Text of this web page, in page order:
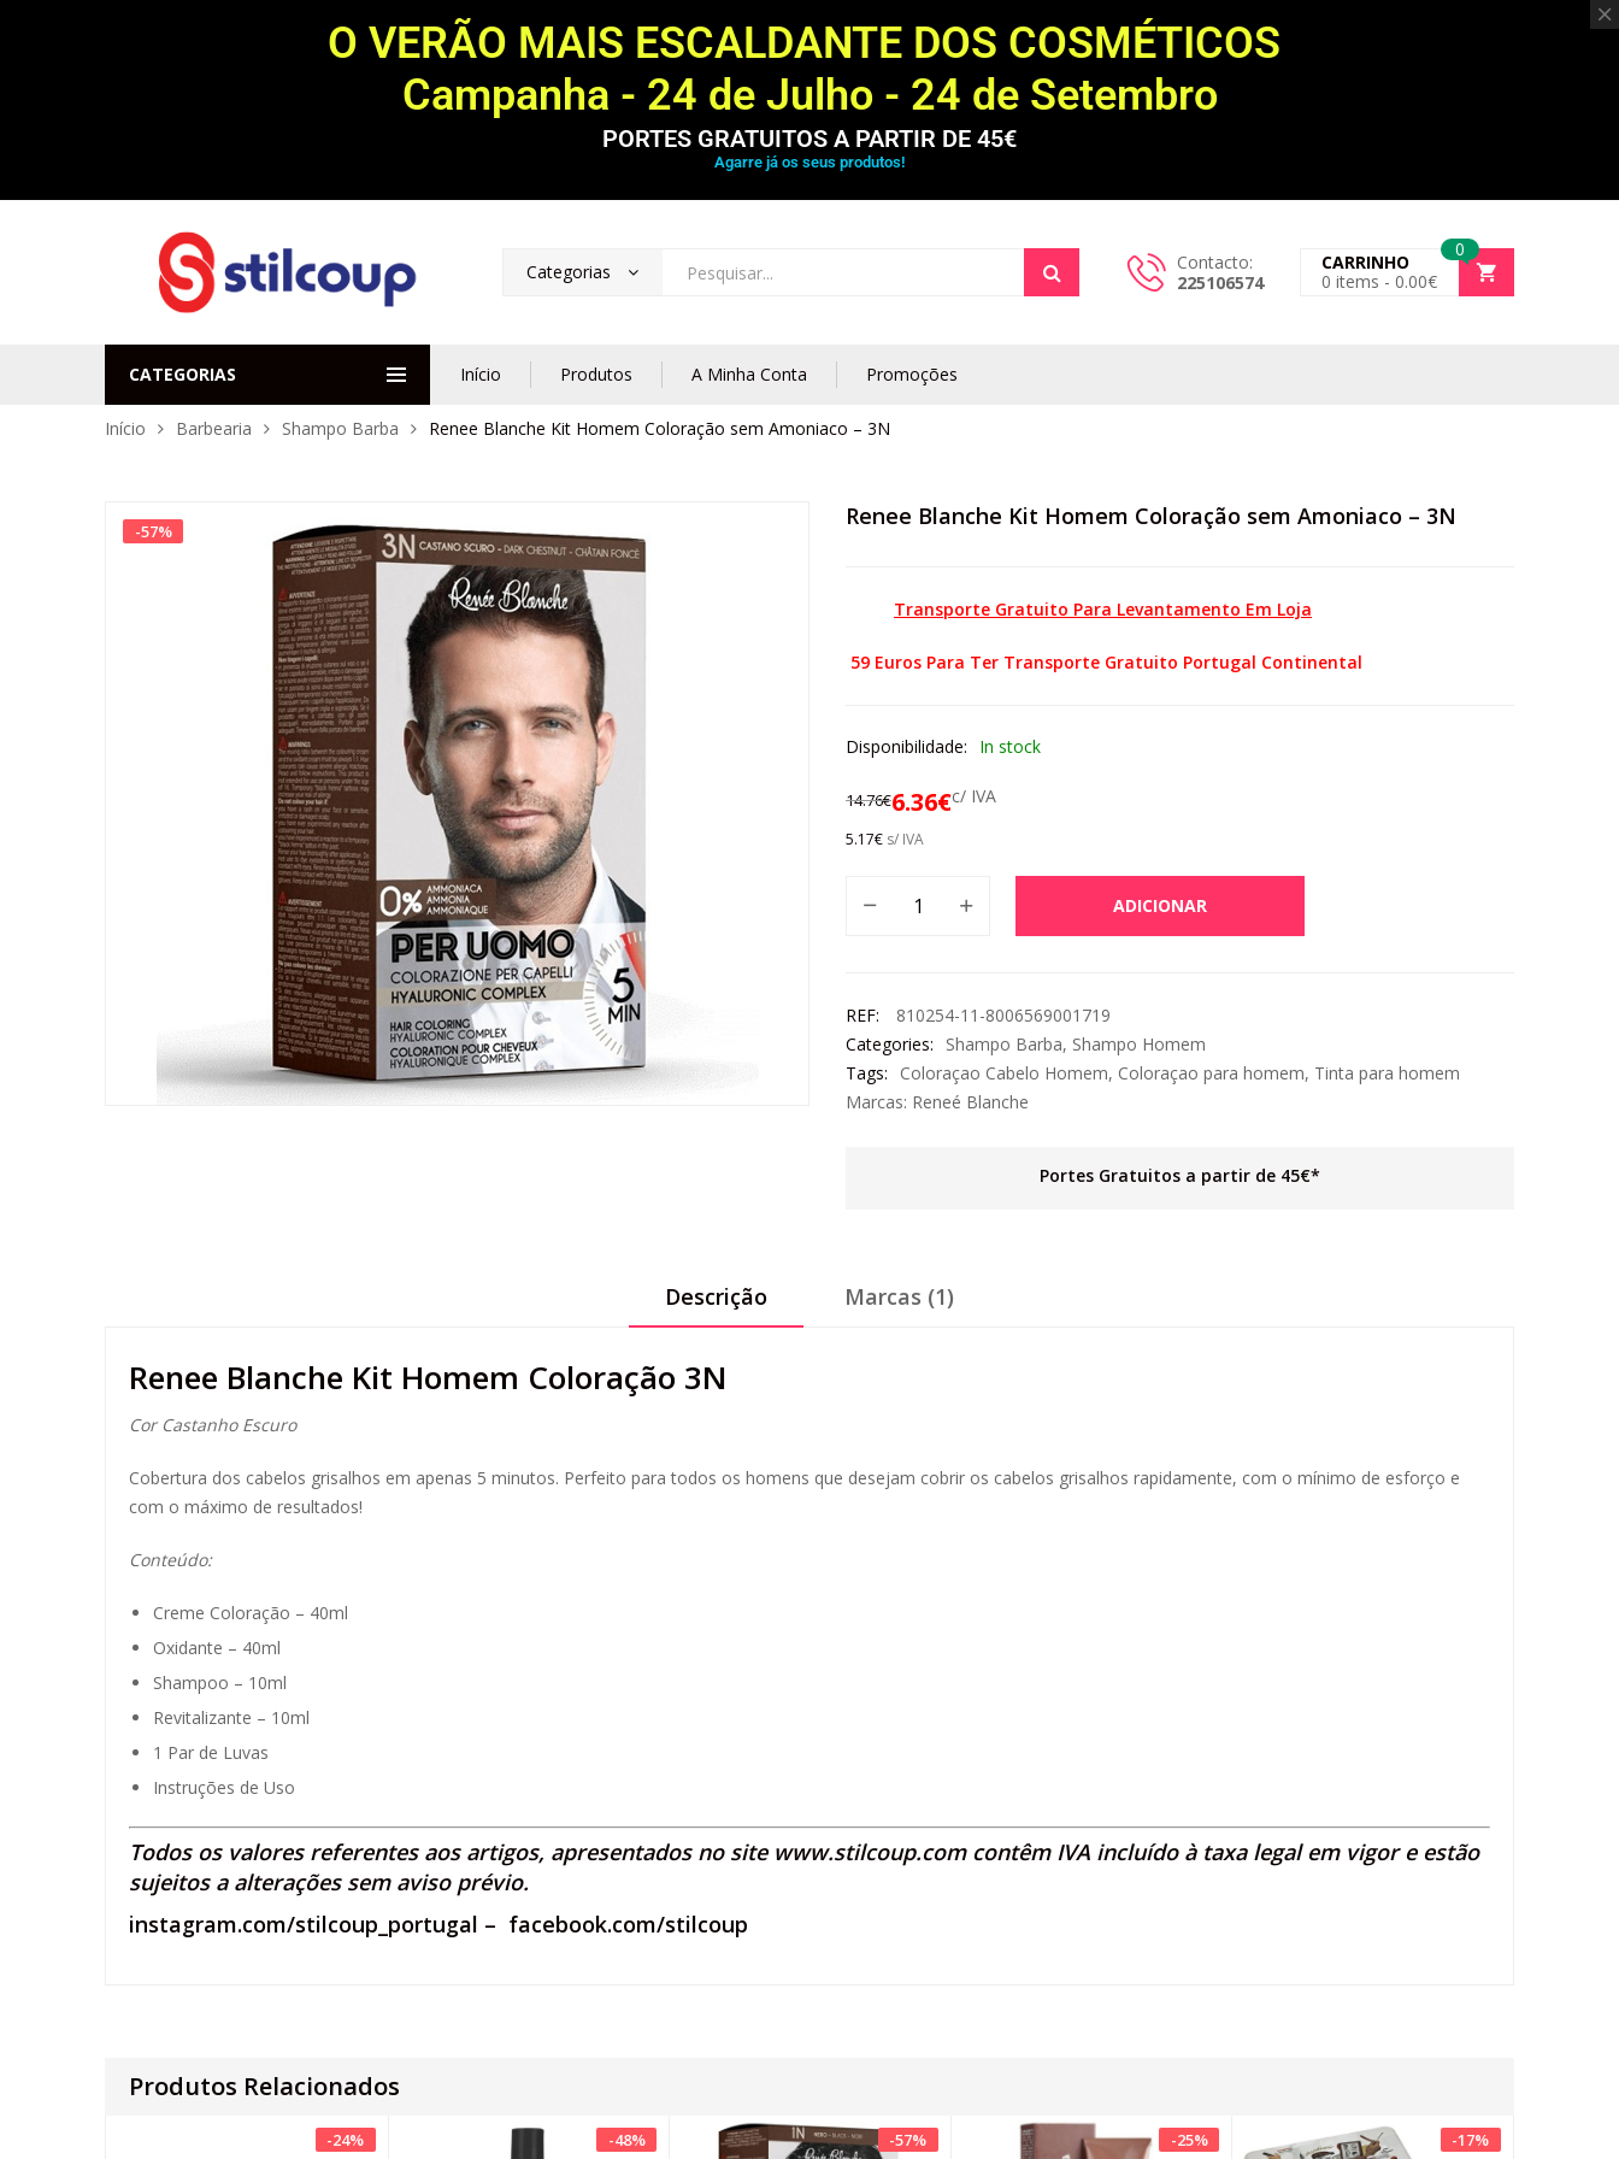
O VERÃO MAIS ESCALDANTE DOS COSMÉTICOS
Campanha - 24 de Julho - 24 de Setembro
PORTES GRATUITOS A PARTIR DE 45€
Agarre já os seus produtos!
Categorias
Contacto:
225106574
0
CARRINHO
0 items - 0.00€
CATEGORIAS Início Produtos A Minha Conta Promoções
Início Barbearia Shampo Barba Renee Blanche Kit Homem Coloração sem Amoniaco – 3N
-57%
Renee Blanche Kit Homem Coloração sem Amoniaco – 3N
Transporte Gratuito Para Levantamento Em Loja
59 Euros Para Ter Transporte Gratuito Portugal Continental
Disponibilidade: In stock
14.76€6.36€c/ IVA
5.17€ s/ IVA
ADICIONAR
REF:
810254-11-8006569001719
Categories:
Shampo Barba, Shampo Homem
Tags:
Coloraçao Cabelo Homem, Coloraçao para homem, Tinta para homem
Marcas: Reneé Blanche
Portes Gratuitos a partir de 45€*
Descrição Marcas (1)
Renee Blanche Kit Homem Coloração 3N
Cor Castanho Escuro
Cobertura dos cabelos grisalhos em apenas 5 minutos. Perfeito para todos os homens que desejam cobrir os cabelos grisalhos rapidamente, com o mínimo de esforço e
com o máximo de resultados!
Conteúdo:
Creme Coloração – 40ml
Oxidante – 40ml
Shampoo – 10ml
Revitalizante – 10ml
1 Par de Luvas
Instruções de Uso
Todos os valores referentes aos artigos, apresentados no site www.stilcoup.comcontêm IVA incluído à taxa legal em vigor e estão
sujeitos a alterações sem aviso prévio.
instagram.com/stilcoup_portugal – facebook.com/stilcoup
Produtos Relacionados
-24% -48% -57% -25% -17%